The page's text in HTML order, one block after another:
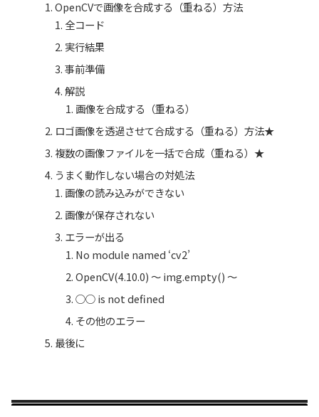
OpenCVで画像を合成する（重ねる）方法
全コード
実行結果
事前準備
解説
画像を合成する（重ねる）
ロゴ画像を透過させて合成する（重ねる）方法★
複数の画像ファイルを一括で合成（重ねる）★
うまく動作しない場合の対処法
画像の読み込みができない
画像が保存されない
エラーが出る
No module named ‘cv2’
OpenCV(4.10.0) ～ img.empty() ～
○○ is not defined
その他のエラー
最後に